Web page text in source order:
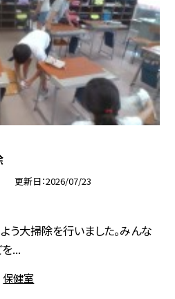
更新日 2026/07/23
う大掃除を行いました。みんな
...
保健室